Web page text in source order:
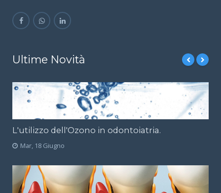
Ultime Novità
L'utilizzo dell'Ozono in odontoiatria.
Mar, 18 Giugno